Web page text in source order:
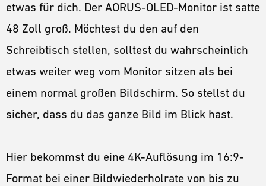
etwas für dich. Der AORUS-OLED-Monitor ist satte
48 Zoll groß. Möchtest du den auf den
Schreibtisch stellen, solltest du wahrscheinlich
etwas weiter weg vom Monitor sitzen als bei
einem normal großen Bildschirm. So stellst du
sicher, dass du das ganze Bild im Blick hast.
Hier bekommst du eine 4K-Auflösung im 16:9-
Format bei einer Bildwiederholrate von bis zu